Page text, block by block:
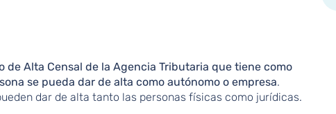
de Alta Censal de la Agencia Tributaria que tiene como
se pueda dar de alta como autónomo o empresa.
dar de alta tanto las personas físicas como jurídicas.